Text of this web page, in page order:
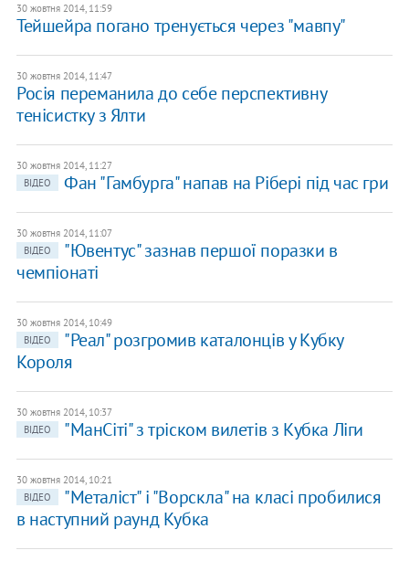
30 жовтня 2014, 11:59
Тейшейра погано тренується через "мавпу"
30 жовтня 2014, 11:47
Росія переманила до себе перспективну
тенісистку з Ялти
30 жовтня 2014, 11:27
ВІДЕО
Фан "Гамбурга" напав на Рібері під час гри
30 жовтня 2014, 11:07
ВІДЕО
"Ювентус" зазнав першої поразки в
чемпіонаті
30 жовтня 2014, 10:49
ВІДЕО
"Реал" розгромив каталонців у Кубку
Короля
30 жовтня 2014, 10:37
ВІДЕО
"МанСіті" з тріском вилетів з Кубка Ліги
30 жовтня 2014, 10:21
ВІДЕО
"Металіст" і "Ворскла" на класі пробилися
в наступний раунд Кубка